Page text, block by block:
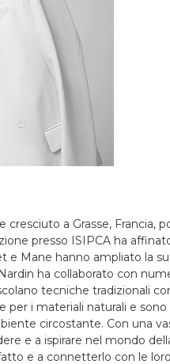
a Grasse, Francia,
presso ISIPCA ha
e Mane hanno ampliato la
ha collaborato con
tecniche tradizionali
i materiali naturali e sono
circostante. Con una
e a ispirare nel mondo
e a connetterlo con le